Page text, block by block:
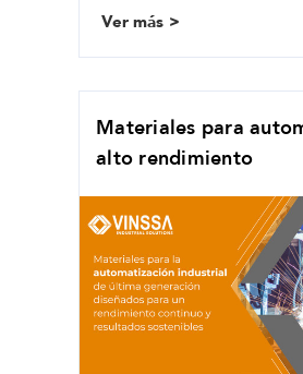
Ver más
Materiales para
alto rendimiento